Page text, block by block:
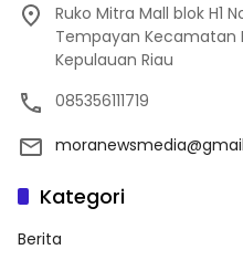
Ruko Mitra Mall blok H1
Tempayan Kecamatan
Kepulauan Riau
085356111719
Kategori
Berita